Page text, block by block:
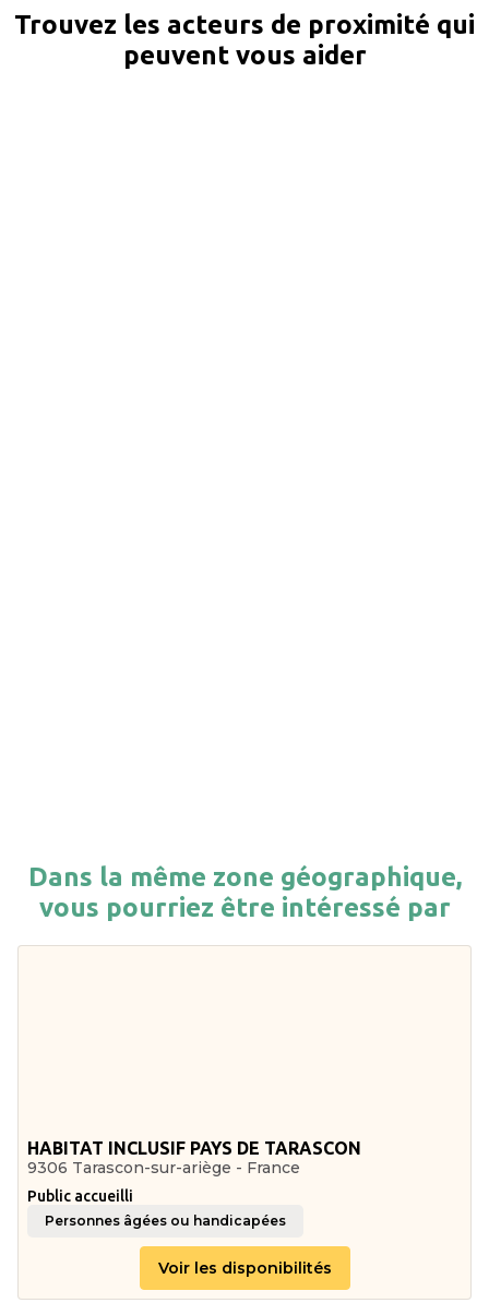
Trouvez les acteurs de proximité qui
peuvent vous aider
Dans la même zone géographique,
vous pourriez être intéressé par
HABITAT INCLUSIF PAYS DE TARASCON
9306 Tarascon-sur-ariège - France
Public accueilli
Personnes âgées ou handicapées
Voir les disponibilités